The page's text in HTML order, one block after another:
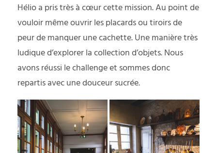
Hélio a pris très à cœur cette mission. Au point de
vouloir même ouvrir les placards ou tiroirs de
peur de manquer une cachette. Une manière très
ludique d’explorer la collection d’objets. Nous
avons réussi le challenge et sommes donc
repartis avec une douceur sucrée.